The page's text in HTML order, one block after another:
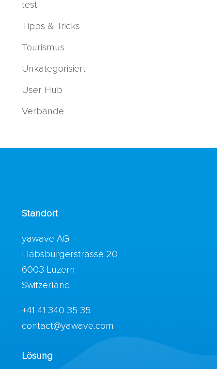
test
Tipps & Tricks
Tourismus
Unkategorisiert
User Hub
Verbände
Standort
yawave AG
Habsburgerstrasse 20
6003 Luzern
Switzerland
+41 41 340 35 35
contact@yawave.com
Lösung